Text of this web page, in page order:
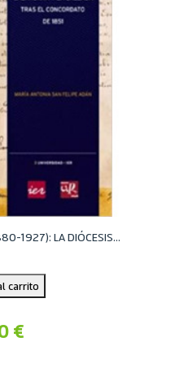
1927): LA DIÓCESIS...
carrito
€